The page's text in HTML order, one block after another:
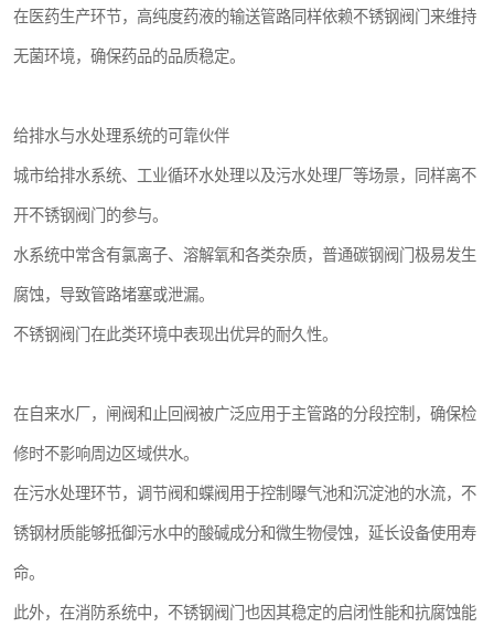
在医药生产环节，高纯度药液的输送管路同样依赖不锈钢阀门来维持
无菌环境，确保药品的品质稳定。
给排水与水处理系统的可靠伙伴
城市给排水系统、工业循环水处理以及污水处理厂等场景，同样离不
开不锈钢阀门的参与。
水系统中常含有氯离子、溶解氧和各类杂质，普通碳钢阀门极易发生
腐蚀，导致管路堵塞或泄漏。
不锈钢阀门在此类环境中表现出优异的耐久性。
在自来水厂，闸阀和止回阀被广泛应用于主管路的分段控制，确保检
修时不影响周边区域供水。
在污水处理环节，调节阀和蝶阀用于控制曝气池和沉淀池的水流，不
锈钢材质能够抵御污水中的酸碱成分和微生物侵蚀，延长设备使用寿
命。
此外，在消防系统中，不锈钢阀门也因其稳定的启闭性能和抗腐蚀能